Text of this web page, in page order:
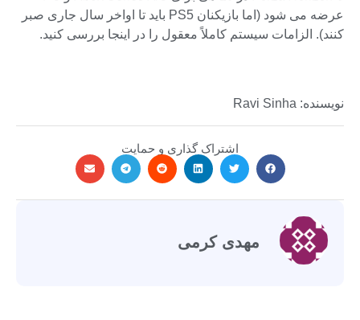
عرضه می شود (اما بازیکنان PS5 باید تا اواخر سال جاری صبر
کنند). الزامات سیستم کاملاً معقول را در اینجا بررسی کنید.
نویسنده: Ravi Sinha
اشتراک گذاری و حمایت
مهدی کرمی